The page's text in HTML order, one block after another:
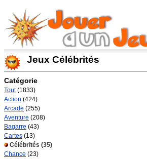
Jeux Célébrités
Catégorie
Tout(1833)
Action (424)
Arcade (255)
Aventure (208)
Bagarre (43)
Cartes (13)
Célébrités (35)
Chance (23)